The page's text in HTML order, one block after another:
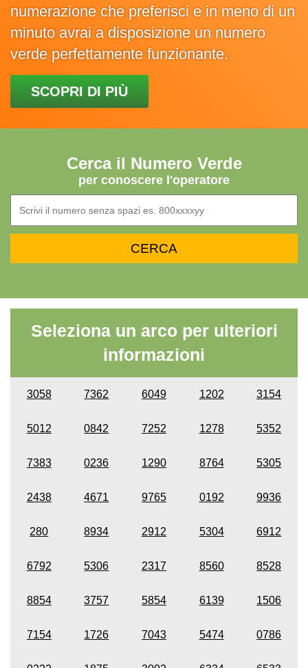
numerazione che preferisci e in meno di un
minuto avrai a disposizione un numero
verde perfettamente funzionante.
SCOPRI DI PIÙ
Cerca il Numero Verde
per conoscere l'operatore
Seleziona un arco per ulteriori
informazioni
3058 7362 6049 1202 3154
5012 0842 7252 1278 5352
7383 0236 1290 8764 5305
2438 4671 9765 0192 9936
280 8934 2912 5304 6912
6792 5306 2317 8560 8528
8854 3757 5854 6139 1506
7154 1726 7043 5474 0786